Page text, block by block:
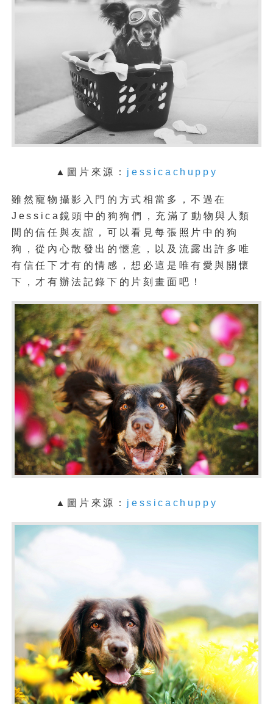
▲ 圖片來源： jessicachuppy
雖然寵物攝影入門的方式相當多，不過在
Jessica鏡頭中的狗狗們，充滿了動物與人類
間的信任與友誼，可以看見每張照片中的狗
狗，從內心散發出的愜意，以及流露出許多唯
有信任下才有的情感，想必這是唯有愛與關懷
下，才有辦法記錄下的片刻畫面吧！
▲ 圖片來源： jessicachuppy